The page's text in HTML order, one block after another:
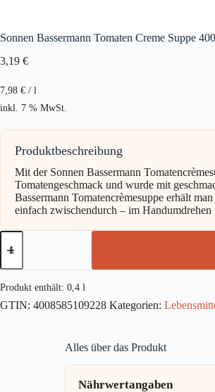
Sonnen Bassermann Tomaten Creme Suppe
3,19 €
7,98 € / l
inkl. 7 % MwSt.
Produktbeschreibung
Mit der Sonnen Bassermann
Tomatengeschmack und wurde mit
Bassermann Tomatencrèmesuppe erhält
einfach zwischendurch – im
Sonnen
Bassermann
Creme
Suppe
Menge
Produkt enthält: 0,4 l
GTIN: 4008585109228 Kategorien:
Alles über das Produkt
Nährwertangaben